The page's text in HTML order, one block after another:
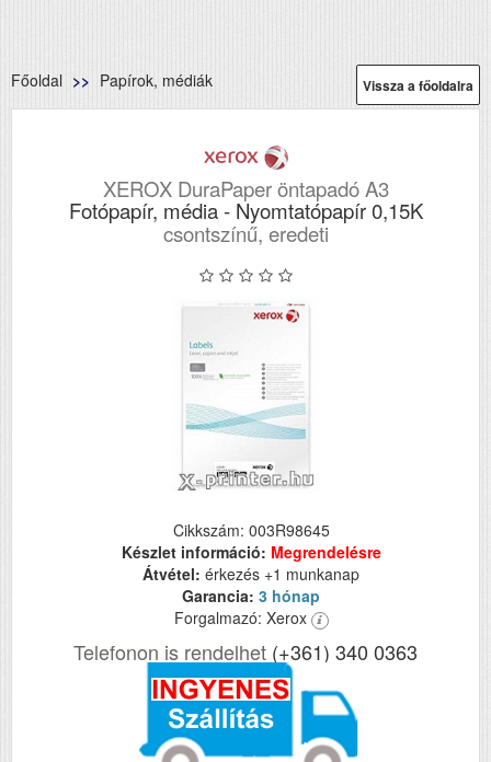
Vissza a főoldalra
Főoldal Papírok, médiák
XEROX DuraPaper öntapadó A3
Fotópapír, média - Nyomtatópapír 0,15K
csontszínű, eredeti
Cikkszám: 003R98645
Készlet információ: Megrendelésre
Átvétel: érkezés +1 munkanap
Garancia: 3 hónap
Forgalmazó: Xerox
Telefonon is rendelhet (+361) 340 0363